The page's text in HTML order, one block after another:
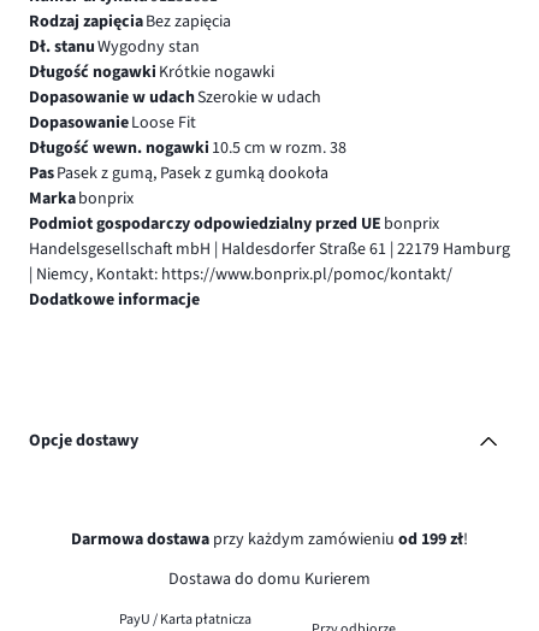
Rodzaj zapięciaBez zapięcia
Dł. stanuWygodny stan
Długość nogawki Krótkie nogawki
Dopasowanie w udachSzerokie w udach
DopasowanieLoose Fit
Długość wewn. nogawki 10.5 cm w rozm. 38
PasPasek z gumą, Pasek z gumką dookoła
Markabonprix
Podmiot gospodarczy odpowiedzialny przed UE bonprix
Handelsgesellschaft mbH | Haldesdorfer Straße 61 | 22179 Hamburg
| Niemcy, Kontakt: https://www.bonprix.pl/pomoc/kontakt/
Dodatkowe informacje
Opcje dostawy
Darmowa dostawa przy każdym zamówieniu od 199 zł!
Dostawa do domu Kurierem
PayU / Karta płatnicza